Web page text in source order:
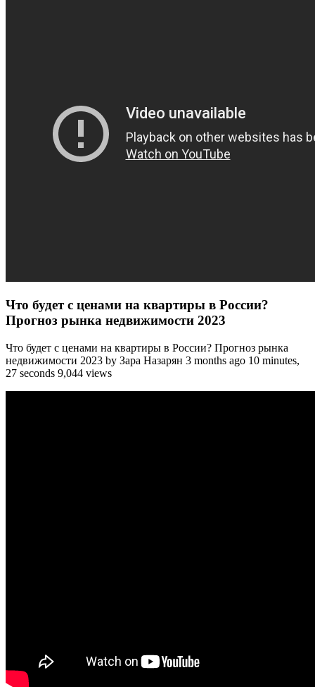
Что будет с ценами на квартиры в России?
Прогноз рынка недвижимости 2023
Что будет с ценами на квартиры в России? Прогноз рынка
недвижимости 2023 by Зара Назарян 3 months ago 10 minutes,
27 seconds 9,044 views